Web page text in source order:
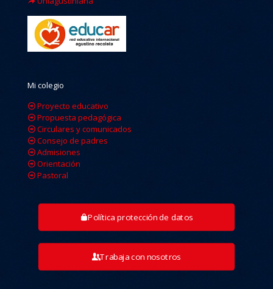
Mi colegio
Proyecto educativo
Propuesta pedagógica
Circulares y comunicados
Consejo de padres
Admisiones
Orientación
Pastoral
Política protección de datos
Trabaja con nosotros